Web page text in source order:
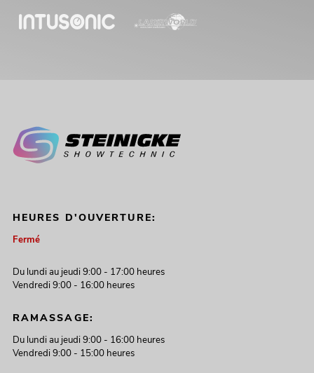
HEURES D'OUVERTURE:
Fermé
Du lundi au jeudi 9:00 - 17:00 heures
Vendredi 9:00 - 16:00 heures
RAMASSAGE:
Du lundi au jeudi 9:00 - 16:00 heures
Vendredi 9:00 - 15:00 heures